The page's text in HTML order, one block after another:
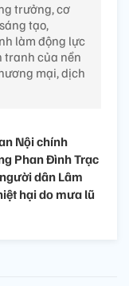
trưởng, cơ
tạo,
làm động lực
tranh của nền
mại, dịch
Nội chính
Phan Đình Trạc
dân Lâm
hại do mưa lũ